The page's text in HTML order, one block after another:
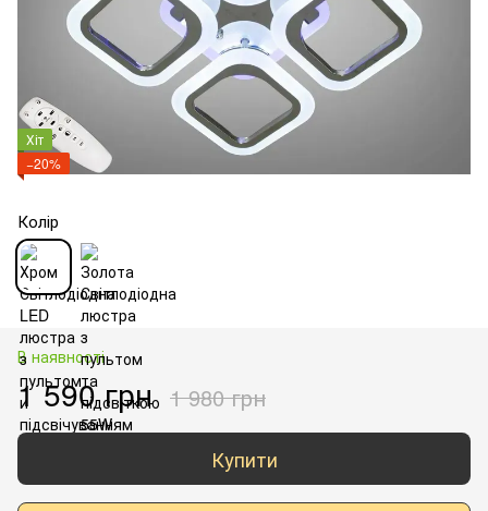
Хіт
−20%
Колір
В наявності
1 590 грн 1 980 грн
Купити